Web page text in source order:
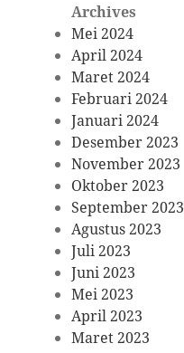
Archives
Mei 2024
April 2024
Maret 2024
Februari 2024
Januari 2024
Desember 2023
November 2023
Oktober 2023
September 2023
Agustus 2023
Juli 2023
Juni 2023
Mei 2023
April 2023
Maret 2023